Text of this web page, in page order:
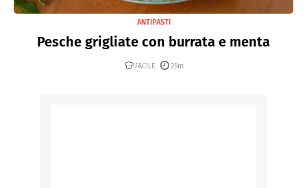
ANTIPASTI
Pesche grigliate con burrata e menta
FACILE 25m